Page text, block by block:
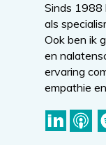
Sinds 1988
als
Ook ben ik
en
ervaring
empathie